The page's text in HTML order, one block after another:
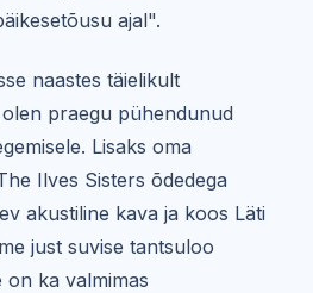
ajal".
naastes täielikult
praegu pühendunud
Lisaks oma
Ilves Sisters õdedega
akustiline kava ja koos Läti
just suvise tantsuloo
on ka valmimas